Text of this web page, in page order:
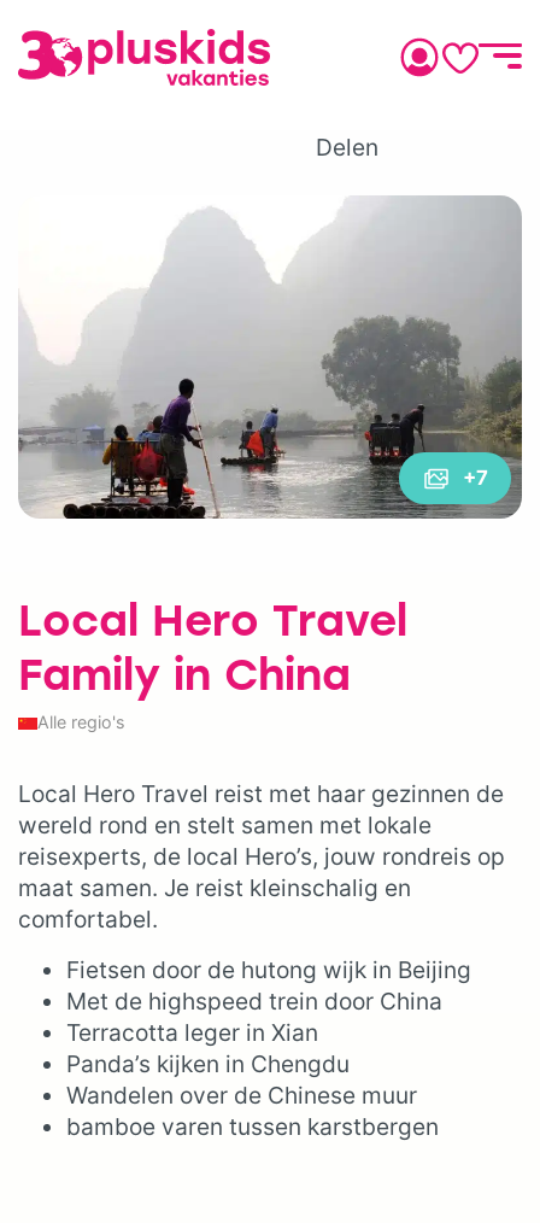
Delen
+7
Local Hero Travel
Family in China
Alle regio's
Local Hero Travel reist met haar gezinnen de
wereld rond en stelt samen met lokale
reisexperts, de local Hero’s, jouw rondreis op
maat samen. Je reist kleinschalig en
comfortabel.
Fietsen door de hutong wijk in Beijing
Met de highspeed trein door China
Terracotta leger in Xian
Panda’s kijken in Chengdu
Wandelen over de Chinese muur
bamboe varen tussen karstbergen